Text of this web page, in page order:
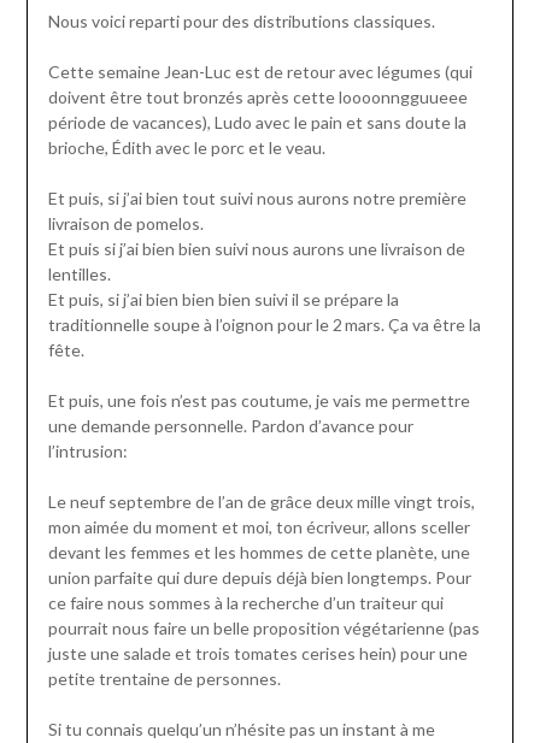
Nous voici reparti pour des distributions classiques.
Cette semaine Jean-Luc est de retour avec légumes (qui
doivent être tout bronzés après cette loooonngguueee
période de vacances), Ludo avec le pain et sans doute la
brioche, Édith avec le porc et le veau.
Et puis, si j’ai bien tout suivi nous aurons notre première
livraison de pomelos.
Et puis si j’ai bien bien suivi nous aurons une livraison de
lentilles.
Et puis, si j’ai bien bien bien suivi il se prépare la
traditionnelle soupe à l’oignon pour le 2 mars. Ça va être la
fête.
Et puis, une fois n’est pas coutume, je vais me permettre
une demande personnelle. Pardon d’avance pour
l’intrusion:
Le neuf septembre de l’an de grâce deux mille vingt trois,
mon aimée du moment et moi, ton écriveur, allons sceller
devant les femmes et les hommes de cette planète, une
union parfaite qui dure depuis déjà bien longtemps. Pour
ce faire nous sommes à la recherche d’un traiteur qui
pourrait nous faire un belle proposition végétarienne (pas
juste une salade et trois tomates cerises hein) pour une
petite trentaine de personnes.
Si tu connais quelqu’un n’hésite pas un instant à me